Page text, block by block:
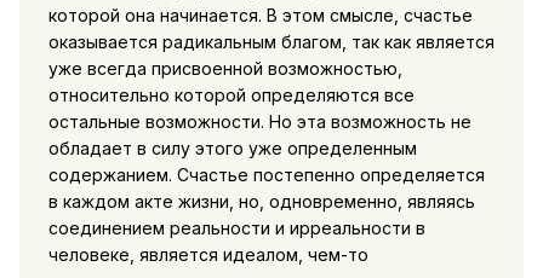
которой она начинается. В этом смысле, счастье
оказывается радикальным благом, так как является
уже всегда присвоенной возможностью,
относительно которой определяются все
остальные возможности. Но эта возможность не
обладает в силу этого уже определенным
содержанием. Счастье постепенно определяется
в каждом акте жизни, но, одновременно, являясь
соединением реальности и ирреальности в
человеке, является идеалом, чем-то